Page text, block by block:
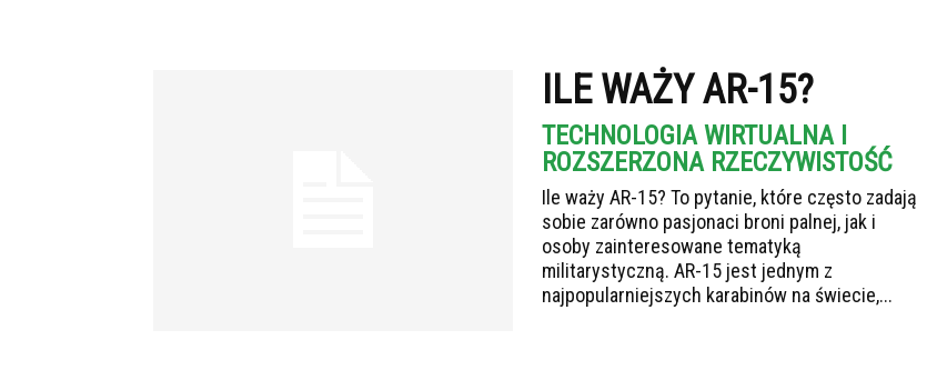
ILE WAŻY AR-15?
TECHNOLOGIA WIRTUALNA I
ROZSZERZONA RZECZYWISTOŚĆ
Ile waży AR-15? To pytanie, które często zadają
sobie zarówno pasjonaci broni palnej, jak i
osoby zainteresowane tematyką
militarystyczną. AR-15 jest jednym z
najpopularniejszych karabinów na świecie,...